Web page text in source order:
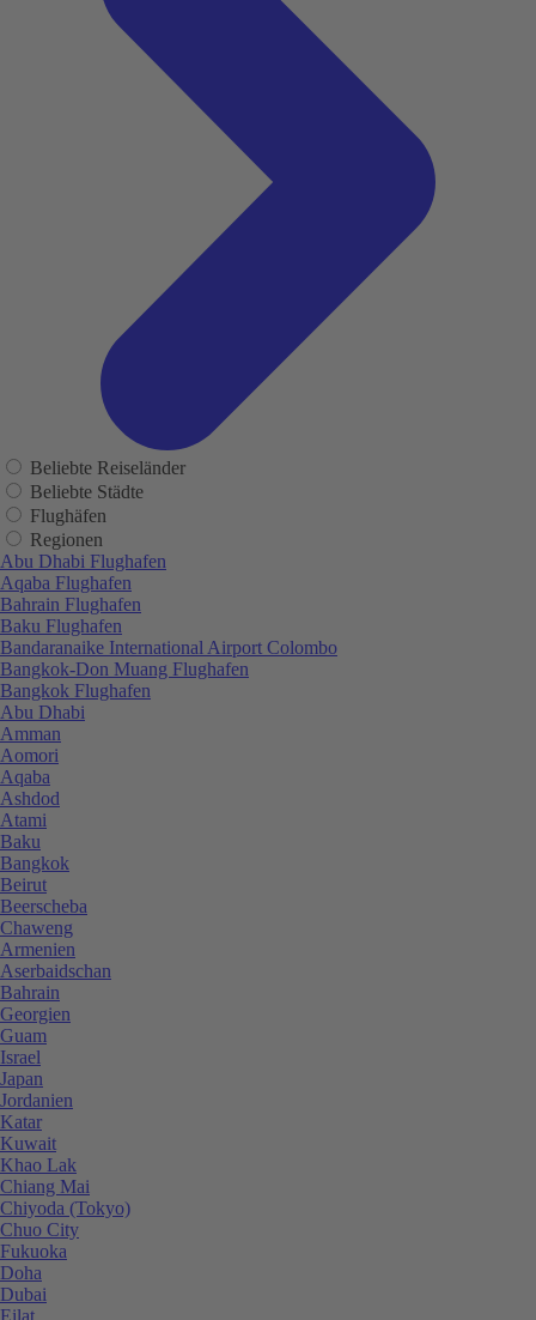
Beliebte Reiseländer
Beliebte Städte
Flughäfen
Regionen
Abu Dhabi Flughafen
Aqaba Flughafen
Bahrain Flughafen
Baku Flughafen
Bandaranaike International Airport Colombo
Bangkok-Don Muang Flughafen
Bangkok Flughafen
Abu Dhabi
Amman
Aomori
Aqaba
Ashdod
Atami
Baku
Bangkok
Beirut
Beerscheba
Chaweng
Armenien
Aserbaidschan
Bahrain
Georgien
Guam
Israel
Japan
Jordanien
Katar
Kuwait
Khao Lak
Chiang Mai
Chiyoda (Tokyo)
Chuo City
Fukuoka
Doha
Dubai
Eilat